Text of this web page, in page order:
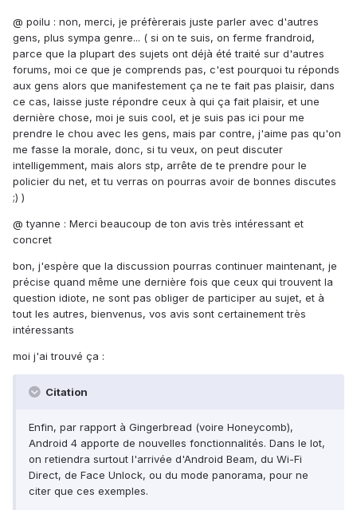
@ poilu : non, merci, je préfèrerais juste parler avec d'autres
gens, plus sympa genre... ( si on te suis, on ferme frandroid,
parce que la plupart des sujets ont déjà été traité sur d'autres
forums, moi ce que je comprends pas, c'est pourquoi tu réponds
aux gens alors que manifestement ça ne te fait pas plaisir, dans
ce cas, laisse juste répondre ceux à qui ça fait plaisir, et une
dernière chose, moi je suis cool, et je suis pas ici pour me
prendre le chou avec les gens, mais par contre, j'aime pas qu'on
me fasse la morale, donc, si tu veux, on peut discuter
intelligemment, mais alors stp, arrête de te prendre pour le
policier du net, et tu verras on pourras avoir de bonnes discutes
;) )
@ tyanne : Merci beaucoup de ton avis très intéressant et
concret
bon, j'espère que la discussion pourras continuer maintenant, je
précise quand même une dernière fois que ceux qui trouvent la
question idiote, ne sont pas obliger de participer au sujet, et à
tout les autres, bienvenus, vos avis sont certainement très
intéressants
moi j'ai trouvé ça :
Citation
Enfin, par rapport à Gingerbread (voire Honeycomb),
Android 4 apporte de nouvelles fonctionnalités. Dans le lot,
on retiendra surtout l'arrivée d'Android Beam, du Wi-Fi
Direct, de Face Unlock, ou du mode panorama, pour ne
citer que ces exemples.